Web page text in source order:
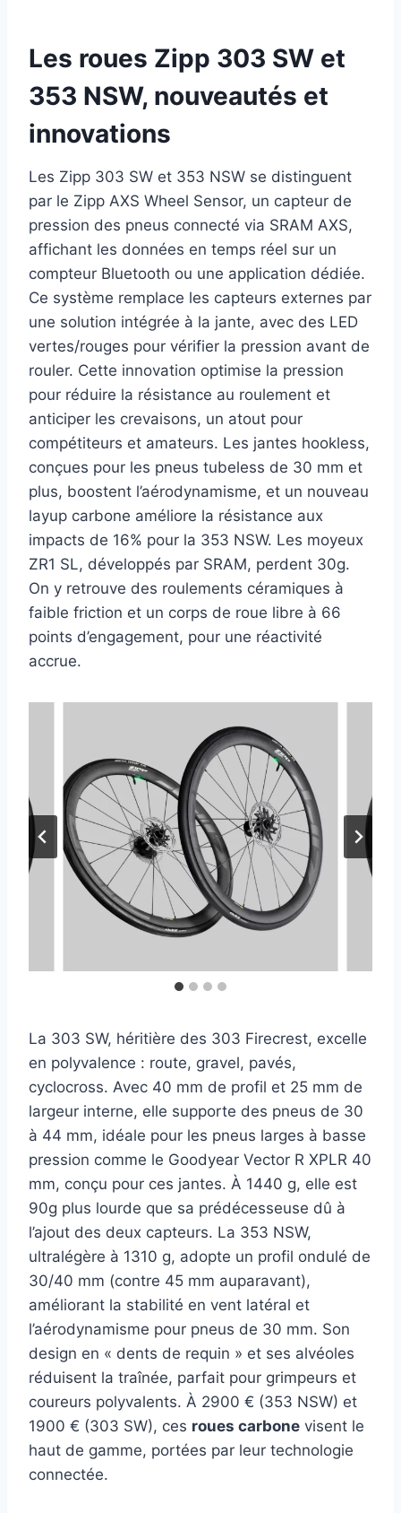
Les roues Zipp 303 SW et
353 NSW, nouveautés et
innovations
Les Zipp 303 SW et 353 NSW se distinguent
par le Zipp AXS Wheel Sensor, un capteur de
pression des pneus connecté via SRAM AXS,
affichant les données en temps réel sur un
compteur Bluetooth ou une application dédiée.
Ce système remplace les capteurs externes par
une solution intégrée à la jante, avec des LED
vertes/rouges pour vérifier la pression avant de
rouler. Cette innovation optimise la pression
pour réduire la résistance au roulement et
anticiper les crevaisons, un atout pour
compétiteurs et amateurs. Les jantes hookless,
conçues pour les pneus tubeless de 30 mm et
plus, boostent l’aérodynamisme, et un nouveau
layup carbone améliore la résistance aux
impacts de 16% pour la 353 NSW. Les moyeux
ZR1 SL, développés par SRAM, perdent 30g.
On y retrouve des roulements céramiques à
faible friction et un corps de roue libre à 66
points d’engagement, pour une réactivité
accrue.
La 303 SW, héritière des 303 Firecrest, excelle
en polyvalence : route, gravel, pavés,
cyclocross. Avec 40 mm de profil et 25 mm de
largeur interne, elle supporte des pneus de 30
à 44 mm, idéale pour les pneus larges à basse
pression comme le Goodyear Vector R XPLR 40
mm, conçu pour ces jantes. À 1440 g, elle est
90g plus lourde que sa prédécesseuse dû à
l’ajout des deux capteurs. La 353 NSW,
ultralégère à 1310 g, adopte un profil ondulé de
30/40 mm (contre 45 mm auparavant),
améliorant la stabilité en vent latéral et
l’aérodynamisme pour pneus de 30 mm. Son
design en « dents de requin » et ses alvéoles
réduisent la traînée, parfait pour grimpeurs et
coureurs polyvalents. À 2900 € (353 NSW) et
1900 € (303 SW), ces roues carbone visent le
haut de gamme, portées par leur technologie
connectée.